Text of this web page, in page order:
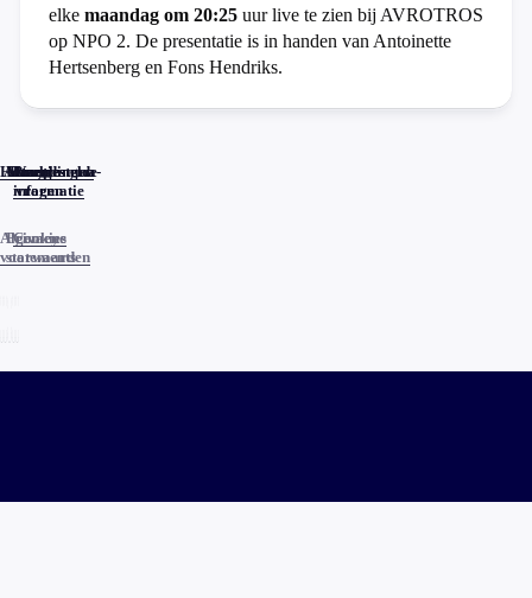
elke maandag om 20:25 uur live te zien bij AVROTROS
op NPO 2. De presentatie is in handen van Antoinette
Hertsenberg en Fons Hendriks.
Home
Actueel
Uitzendingen
Reacties
Programma-
informatie
Veelgestelde
vragen
Algemene
voorwaarden
Privacy
statements
Cookies